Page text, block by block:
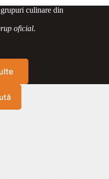
culinare din
oficial.